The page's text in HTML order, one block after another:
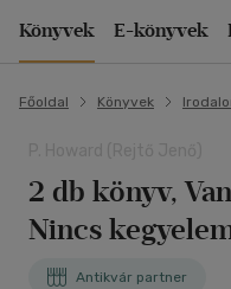
Könyvek E-könyvek
Főoldal Könyvek
2 db könyv,
Nincs
Antikvár partner